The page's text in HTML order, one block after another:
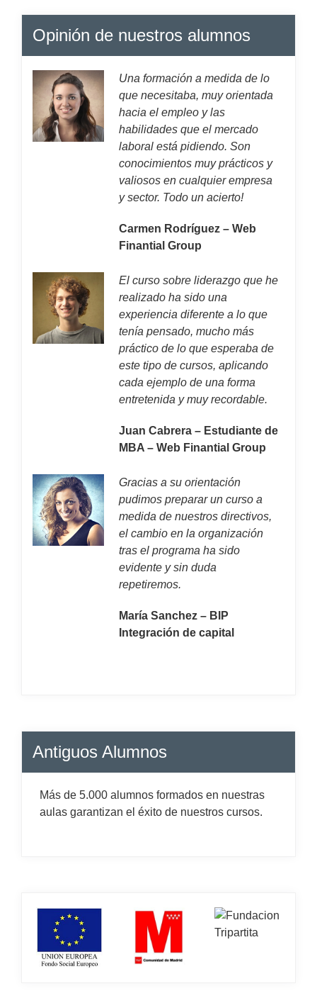
Opinión de nuestros alumnos
Una formación a medida de lo
que necesitaba, muy orientada
hacia el empleo y las
habilidades que el mercado
laboral está pidiendo. Son
conocimientos muy prácticos y
valiosos en cualquier empresa
y sector. Todo un acierto!
Carmen Rodríguez – Web
Finantial Group
El curso sobre liderazgo que he
realizado ha sido una
experiencia diferente a lo que
tenía pensado, mucho más
práctico de lo que esperaba de
este tipo de cursos, aplicando
cada ejemplo de una forma
entretenida y muy recordable.
Juan Cabrera – Estudiante de
MBA – Web Finantial Group
Gracias a su orientación
pudimos preparar un curso a
medida de nuestros directivos,
el cambio en la organización
tras el programa ha sido
evidente y sin duda
repetiremos.
María Sanchez – BIP
Integración de capital
Antiguos Alumnos
Más de 5.000 alumnos formados en nuestras
aulas garantizan el éxito de nuestros cursos.